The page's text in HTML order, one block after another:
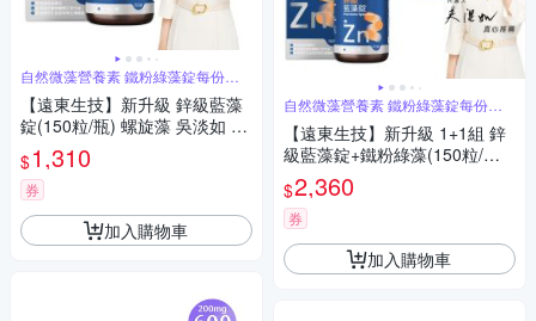
自然微藻營養素 鐵粉綠藻錠每份含
鐵3毫克
【遠東生技】新升級 鋅級藍藻
錠(150粒/瓶) 螺旋藻 吳淡如 真
心推薦
$1,310
券
加入購物車
自然微藻營養素 鐵粉綠藻錠每份含
鐵3毫克
【遠東生技】新升級 1+1組 鋅
級藍藻錠+鐵粉綠藻(150粒/瓶)
螺旋藻 小綠藻 吳淡如 真心推薦
$2,360
券
加入購物車